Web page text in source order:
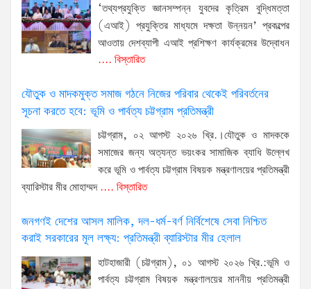
‘তথ্যপ্রযুক্তি জ্ঞানসম্পন্ন যুবদের কৃত্রিম বুদ্ধিমত্তা
(এআই) প্রযুক্তির মাধ্যমে দক্ষতা উন্নয়ন’ প্রকল্পের
আওতায় দেশব্যাপী এআই প্রশিক্ষণ কার্যক্রমের উদ্বোধন
.... বিস্তারিত
যৌতুক ও মাদকমুক্ত সমাজ গঠনে নিজের পরিবার থেকেই পরিবর্তনের
সূচনা করতে হবে: ভূমি ও পার্বত্য চট্টগ্রাম প্রতিমন্ত্রী
চট্টগ্রাম, ০২ আগস্ট ২০২৬ খ্রি.।যৌতুক ও মাদককে
সমাজের জন্য অত্যন্ত ভয়ংকর সামাজিক ব্যাধি উল্লেখ
করে ভূমি ও পার্বত্য চট্টগ্রাম বিষয়ক মন্ত্রণালয়ের প্রতিমন্ত্রী
ব্যারিস্টার মীর মোহাম্মদ.... বিস্তারিত
জনগণই দেশের আসল মালিক, দল-ধর্ম-বর্ণ নির্বিশেষে সেবা নিশ্চিত
করাই সরকারের মূল লক্ষ্য: প্রতিমন্ত্রী ব্যারিস্টার মীর হেলাল
হাটহাজারী (চট্টগ্রাম), ০১ আগস্ট ২০২৬ খ্রি.:ভূমি ও
পার্বত্য চট্টগ্রাম বিষয়ক মন্ত্রণালয়ের মাননীয় প্রতিমন্ত্রী